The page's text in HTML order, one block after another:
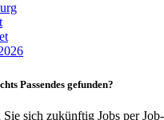
Passendes gefunden?
Sie sich zukünftig Jobs per